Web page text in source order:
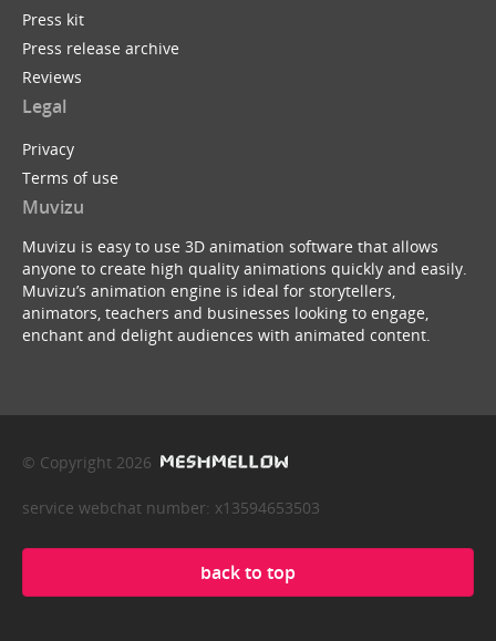
Press kit
Press release archive
Reviews
Legal
Privacy
Terms of use
Muvizu
Muvizu is easy to use 3D animation software that allows
anyone to create high quality animations quickly and easily.
Muvizu’s animation engine is ideal for storytellers,
animators, teachers and businesses looking to engage,
enchant and delight audiences with animated content.
© Copyright 2026
service webchat number: x13594653503
back to top